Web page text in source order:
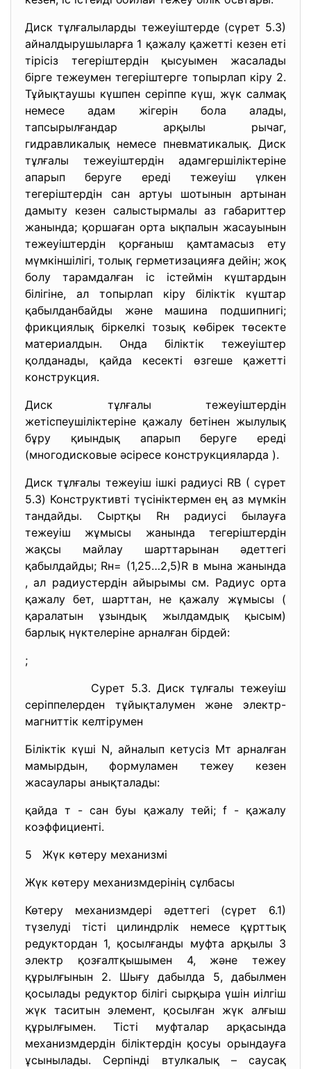
Диск тұлғалыларды тежеуіштерде (сүрет 5.3)
айналдырушыларға 1 қажалу қажетті кезен еті
тірісіз тегеріштердін қысуымен жасалады
бірге тежеумен тегеріштерге топырлап кіру 2.
Тұйықтаушы күшпен серіппе күш, жүк салмақ
немесе адам жігерін бола алады,
тапсырылғандар арқылы рычаг,
гидравликалық немесе пневматикалық. Диск
тұлғалы тежеуіштердін адамгершіліктеріне
апарып беруге ереді тежеуіш үлкен
тегеріштердін сан артуы шотынын артынан
дамыту кезен салыстырмалы аз габариттер
жанында; қоршаған орта ықпалын жасауынын
тежеуіштердін қорғаныш қамтамасыз ету
мүмкіншілігі, толық герметизацияға дейін; жоқ
болу тарамдалған іс істеймін күштардын
білігіне, ал топырлап кіру біліктік күштар
қабылданбайды және машина подшипнигі;
фрикциялық біркелкі тозық көбірек төсекте
материалдын. Онда біліктік тежеуіштер
қолданады, қайда кесекті өзгеше қажетті
конструкция.
Диск тұлғалы тежеуіштердін
жетіспеушіліктеріне қажалу бетінен жылулық
бұру қиындық апарып беруге ереді
(многодисковые әсіресе конструкцияларда ).
Диск тұлғалы тежеуіш ішкі радиусі RB ( сүрет
5.3) Конструктивті түсініктермен ең аз мүмкін
тандайды. Сыртқы Rн радиусі былауға
тежеуіш жұмысы жанында тегеріштердін
жақсы майлау шарттарынан әдеттегі
қабылдайды; Rн= (1,25…2,5)R в мына жанында
, ал радиустердін айырымы см. Радиус орта
қажалу бет, шарттан, не қажалу жұмысы (
қаралатын ұзындық жылдамдық қысым)
барлық нүктелеріне арналған бірдей:
;
Сурет 5.3. Диск тұлғалы тежеуіш
серіппелерден тұйықталумен және электр-
магниттік келтірумен
Біліктік күші N, айналып кетусіз Мт арналған
мамырдын, формуламен тежеу кезен
жасаулары анықталады:
қайда т - сан буы қажалу тейі; f - қажалу
коэффициенті.
5 Жүк көтеру механизмі
Жүк көтеру механизмдерінің сұлбасы
Көтеру механизмдері әдеттегі (сүрет 6.1)
түзелуді тісті цилиндрлік немесе құрттық
редуктордан 1, қосылғанды муфта арқылы 3
электр қозғалтқышымен 4, және тежеу
құрылғынын 2. Шығу дабылда 5, дабылмен
қосылады редуктор білігі сырқыра үшін иілгіш
жүк таситын элемент, қосылған жүк алғыш
құрылғымен. Тісті муфталар арқасында
механизмдердін біліктердін қосуы орындауға
ұсынылады. Серпінді втулкалық – саусақ